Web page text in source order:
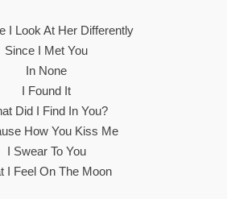
I Look At Her Differently
Since I Met You
In None
I Found It
Did I Find In You?
How You Kiss Me
I Swear To You
I Feel On The Moon